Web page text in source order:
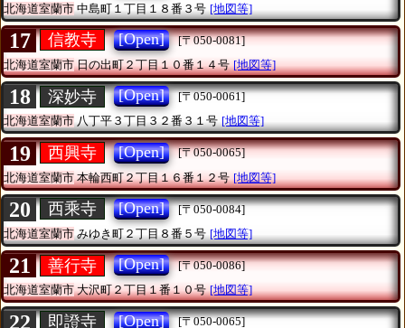
北海道室蘭市 中島町１丁目１８番３号 [地図等]
17 信教寺 [Open]
[〒050-0081]
北海道室蘭市日の出町２丁目１０番１４号 [地図等]
18 深妙寺 [Open]
[〒050-0061]
北海道室蘭市八丁平３丁目３２番３１号 [地図等]
19 西興寺 [Open]
[〒050-0065]
北海道室蘭市本輪西町２丁目１６番１２号 [地図等]
20 西乘寺 [Open]
[〒050-0084]
北海道室蘭市 みゆき町２丁目８番５号 [地図等]
21 善行寺 [Open]
[〒050-0086]
北海道室蘭市大沢町２丁目１番１０号 [地図等]
22 即證寺 [Open]
[〒050-0065]